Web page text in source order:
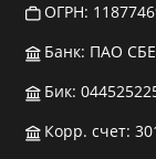
ОГРН:
Банк: ПАО
Бик:
Корр. счет: